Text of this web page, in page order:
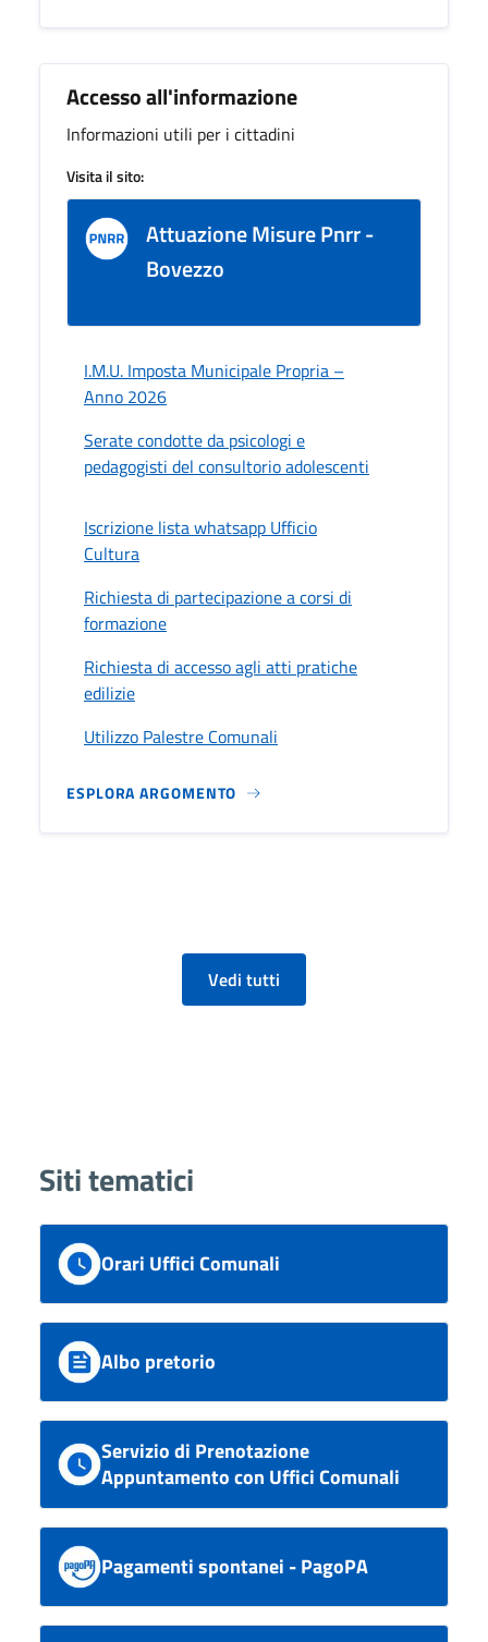
Accesso all'informazione
Informazioni utili per i cittadini
Visita il sito:
Attuazione Misure Pnrr -
Bovezzo
I.M.U. Imposta Municipale Propria –
Anno 2026
Serate condotte da psicologi e
pedagogisti del consultorio adolescenti
Iscrizione lista whatsapp Ufficio
Cultura
Richiesta di partecipazione a corsi di
formazione
Richiesta di accesso agli atti pratiche
edilizie
Utilizzo Palestre Comunali
ESPLORA ARGOMENTO
Vedi tutti
Siti tematici
Orari Uffici Comunali
Albo pretorio
Servizio di Prenotazione
Appuntamento con Uffici Comunali
Pagamenti spontanei - PagoPA